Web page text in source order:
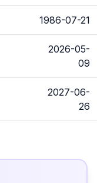
1986-07-21
2026-05-
09
2027-06-
26